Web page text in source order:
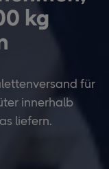
kg
für
innerhalb
liefern.